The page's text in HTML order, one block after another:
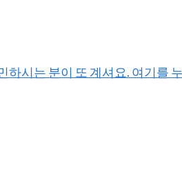
하시는 분이 또 계셔요. 여기를